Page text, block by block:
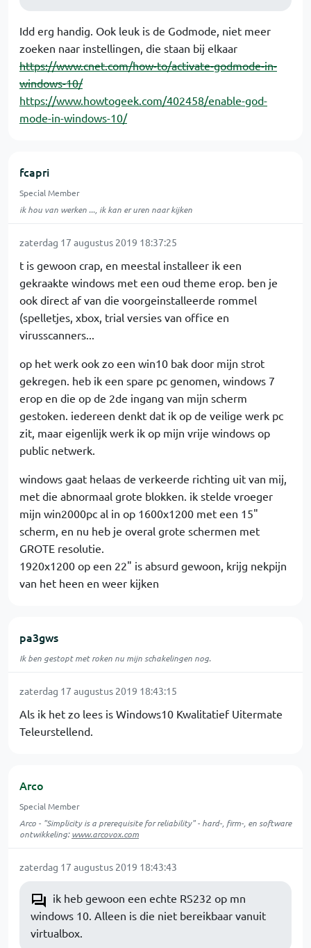
Idd erg handig. Ook leuk is de Godmode, niet meer
zoeken naar instellingen, die staan bij elkaar
https://www.cnet.com/how-to/activate-godmode-in-
windows-10/
https://www.howtogeek.com/402458/enable-god-
mode-in-windows-10/
fcapri
Special Member
ik hou van werken ..., ik kan er uren naar kijken
zaterdag 17 augustus 2019 18:37:25
t is gewoon crap, en meestal installeer ik een
gekraakte windows met een oud theme erop. ben je
ook direct af van die voorgeinstalleerde rommel
(spelletjes, xbox, trial versies van office en
virusscanners...
op het werk ook zo een win10 bak door mijn strot
gekregen. heb ik een spare pc genomen, windows 7
erop en die op de 2de ingang van mijn scherm
gestoken. iedereen denkt dat ik op de veilige werk pc
zit, maar eigenlijk werk ik op mijn vrije windows op
public netwerk.
windows gaat helaas de verkeerde richting uit van mij,
met die abnormaal grote blokken. ik stelde vroeger
mijn win2000pc al in op 1600x1200 met een 15"
scherm, en nu heb je overal grote schermen met
GROTE resolutie.
1920x1200 op een 22" is absurd gewoon, krijg nekpijn
van het heen en weer kijken
pa3gws
Ik ben gestopt met roken nu mijn schakelingen nog.
zaterdag 17 augustus 2019 18:43:15
Als ik het zo lees is Windows10 Kwalitatief Uitermate
Teleurstellend.
Arco
Special Member
Arco - "Simplicity is a prerequisite for reliability" - hard-, firm-, en software
ontwikkeling:www.arcovox.com
zaterdag 17 augustus 2019 18:43:43
ik heb gewoon een echte RS232 op mn
windows 10. Alleen is die niet bereikbaar vanuit
virtualbox.